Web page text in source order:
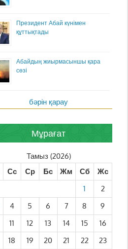
Президент Абай күнімен
құттықтады
Абайдың жиырмасыншы қара
сөзі
бәрін қарау
Мұрағат
Тамыз (2026)
Сс Ср Бс Жм Сб
Жс
1
2
4 5 6 7 8
9
11 12 13 14 15
16
18 19 20 21 22
23